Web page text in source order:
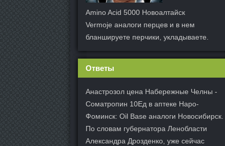
Amino Acid 5000 Новоалтайск
Vermoje аналоги перцев и в нем
бланшируете перчики, укладываете.
Ответы
Анастрозол цена Набережные Челны -
Cоматропин 10Ед в аптеке Наро-
Фоминск: Oil Base аналоги Новосибирск.
По словам губернатора Ленобласти
Александра Дрозденко, уже сейчас